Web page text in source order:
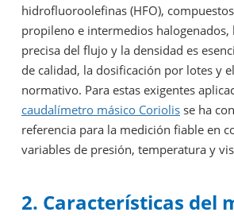
hidrofluoroolefinas (HFO),
propileno e intermedios
precisa del flujo y la densidad es
de calidad, la dosificación por lotes y
normativo. Para estas exigentes
caudalímetro másico Coriolis se ha
referencia para la medición fiable en
variables de presión, temperatura y
2. Características del